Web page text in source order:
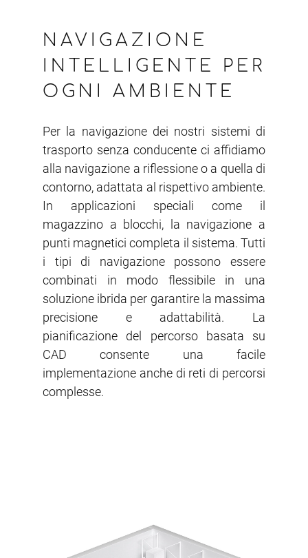
NAVIGAZIONE
INTELLIGENTE PER
OGNI AMBIENTE
Per la navigazione dei nostri sistemi di
trasporto senza conducente ci affidiamo
alla navigazione a riflessione o a quella di
contorno, adattata al rispettivo ambiente.
In applicazioni speciali come il
magazzino a blocchi, la navigazione a
punti magnetici completa il sistema. Tutti
i tipi di navigazione possono essere
combinati in modo flessibile in una
soluzione ibrida per garantire la massima
precisione e adattabilità. La
pianificazione del percorso basata su
CAD consente una facile
implementazione anche di reti di percorsi
complesse.